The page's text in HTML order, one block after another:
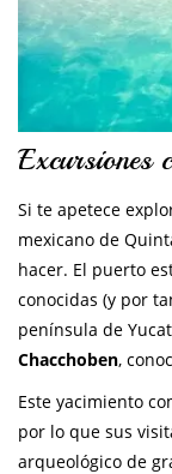
Excursiones
Si te apetece
mexicano de
hacer. El puerto
conocidas (y por
península de
Chacchoben,
Este yacimiento
por lo que sus
arqueológico de